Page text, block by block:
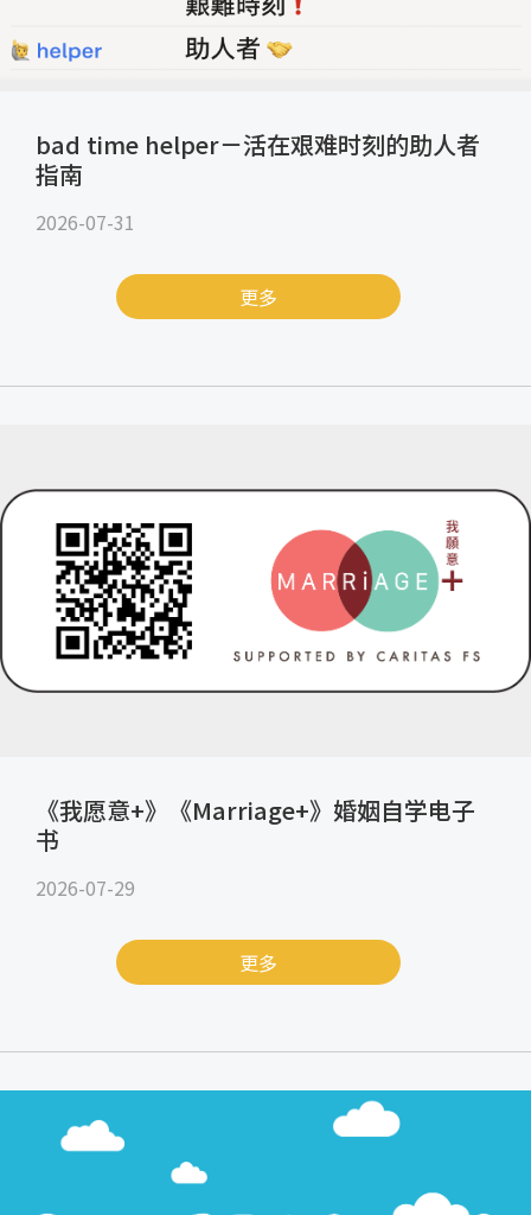
bad time helper－活在艰难时刻的助人者
指南
2026-07-31
更多
《我愿意+》《Marriage+》婚姻自学电子
书
2026-07-29
更多